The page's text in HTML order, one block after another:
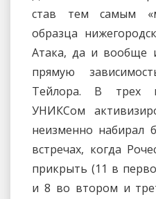
став тем самым
образца
Атака, да и вообще
прямую
Тейлора. В трех
УНИКСом
неизменно набирал
встречах, когда
прикрыть (11 в
и 8 во втором и